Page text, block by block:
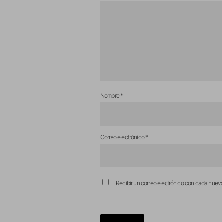
Nombre*
Correo electrónico*
Recibir un correo electrónico con cada